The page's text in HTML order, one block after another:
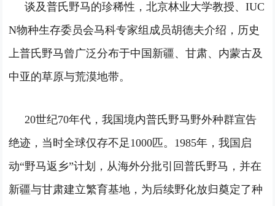
谈及普氏野马的珍稀性，北京林业大学教授、IUC
N物种生存委员会马科专家组成员胡德夫介绍，历史
上普氏野马曾广泛分布于中国新疆、甘肃、内蒙古及
中亚的草原与荒漠地带。
20世纪70年代，我国境内普氏野马野外种群宣告
绝迹，当时全球仅存不足1000匹。1985年，我国启
动“野马返乡”计划，从海外分批引回普氏野马，并在
新疆与甘肃建立繁育基地，为后续野化放归奠定了种